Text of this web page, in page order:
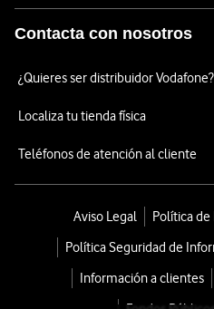
Contacta con nosotros
¿Quieres ser distribuidor Vodafone?
Localiza tu tienda física
Teléfonos de atención al cliente
Aviso Legal
Política de
Política Seguridad de
Información a clientes